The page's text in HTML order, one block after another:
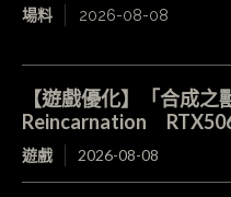
場料 2026-08-08
【遊戲優化】「合成
Reincarnation
遊戲 2026-08-08